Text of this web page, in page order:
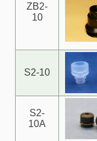
ZB2-
10
S2-10
S2-
10A